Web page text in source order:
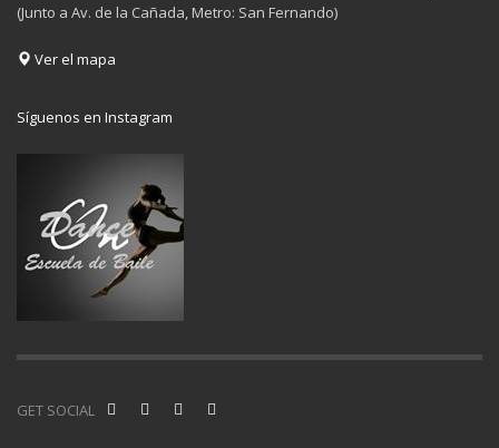
(Junto a Av. de la Cañada, Metro: San Fernando)
Ver el mapa
Síguenos en Instagram
GET SOCIAL